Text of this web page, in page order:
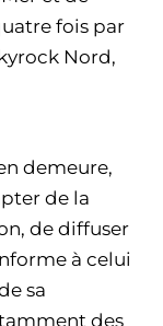
fois par
Nord,
demeure,
de la
de diffuser
à celui
sa
des